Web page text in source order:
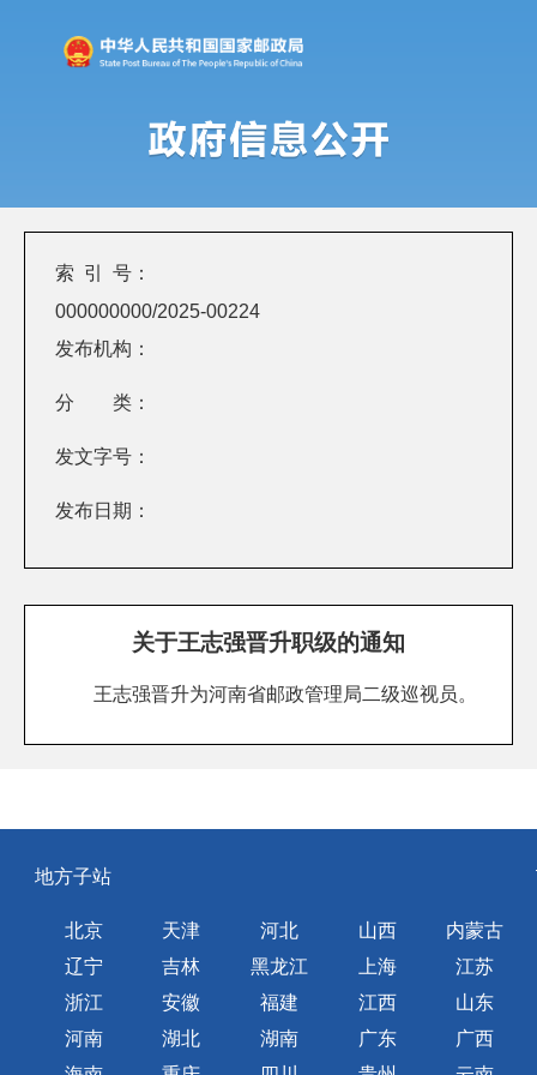
索 引 号：
000000000/2025-00224
发布机构：
分 类：
发文字号：
发布日期：
关于王志强晋升职级的通知
王志强晋升为河南省邮政管理局二级巡视员。
地方子站
北京 天津 河北 山西
内蒙古
辽宁
吉林 黑龙江 上海
江苏
浙江
安徽 福建 江西
山东
河南
湖北 湖南 广东
广西